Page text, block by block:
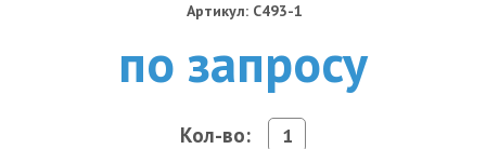
Артикул: C493-1
по запросу
Кол-во: